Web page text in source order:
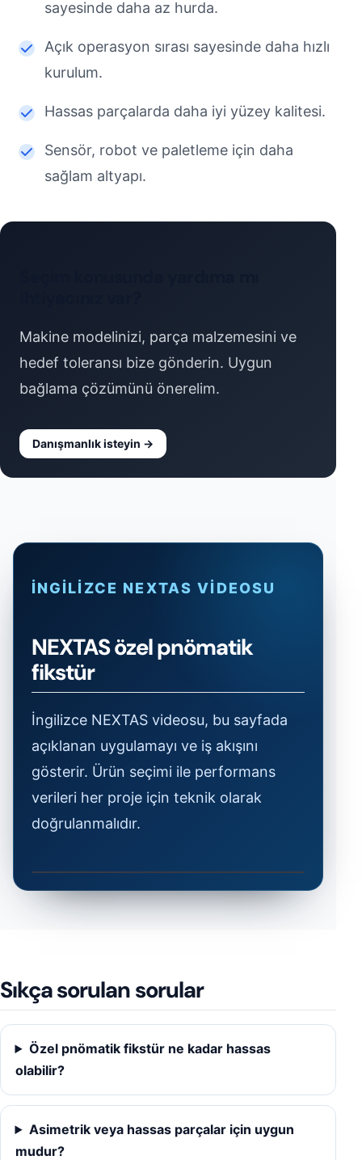
sayesinde daha az hurda.
Açık operasyon sırası sayesinde daha hızlı
kurulum.
Hassas parçalarda daha iyi yüzey kalitesi.
Sensör, robot ve paletleme için daha
sağlam altyapı.
Makine modelinizi, parça malzemesini ve
hedef toleransı bize gönderin. Uygun
bağlama çözümünü önerelim.
Danışmanlık isteyin →
İNGILIZCE NEXTAS VIDEOSU
NEXTAS özel pnömatik
fikstür
İngilizce NEXTAS videosu, bu sayfada
açıklanan uygulamayı ve iş akışını
gösterir. Ürün seçimi ile performans
verileri her proje için teknik olarak
doğrulanmalıdır.
İngilizce NEXTAS videosu, bu sayfada
Sıkça sorulan sorular
Özel pnömatik fikstür ne kadar hassas
olabilir?
Asimetrik veya hassas parçalar için uygun
mudur?